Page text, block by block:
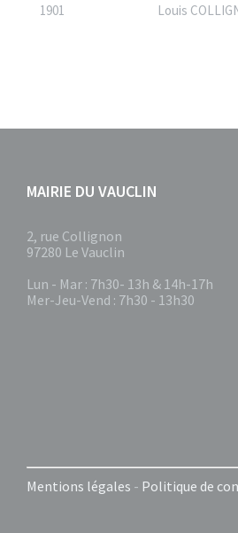
1901
Louis
MAIRIE DU VAUCLIN
2, rue Collignon
97280 Le Vauclin
Lun - Mar : 7h30- 13h & 14h-17h
Mer-Jeu-Vend : 7h30 - 13h30
Mentions légales - Politique de